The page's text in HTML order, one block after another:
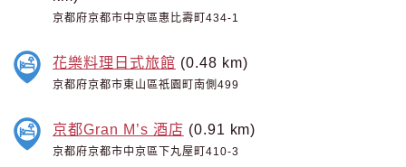
京都府京都市中京區惠比壽町434-1
花樂料理日式旅館 (0.48 km)
京都府京都市東山區祇園町南側499
京都Gran M’s 酒店 (0.91 km)
京都府京都市中京區下丸屋町410-3